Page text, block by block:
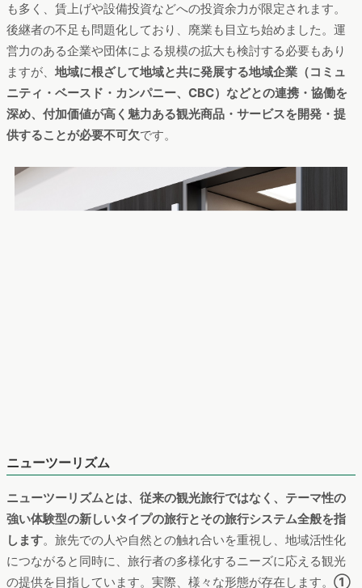
も多く、賃上げや設備投資などへの投資余力が限定されます。
後継者の不足も問題化しており、廃業も目立ち始めました。運
営力のある企業や団体による規模の拡大も検討する必要もあり
ますが、 地域に根ざして地域と共に発展する地域企業（コミュ
ニティ・ベースド・カンパニー、CBC）などとの連携・協働を
深め、付加価値が高く魅力ある観光商品・サービスを開発・提
供することが必要不可欠です。
ニューツーリズム
ニューツーリズムとは、従来の観光旅行ではなく、テーマ性の
強い体験型の新しいタイプの旅行とその旅行システム全般を指
します。旅先での人や自然との触れ合いを重視し、地域活性化
につながると同時に、旅行者の多様化するニーズに応える観光
の提供を目指しています。実際、様々な形態が存在します。 ①